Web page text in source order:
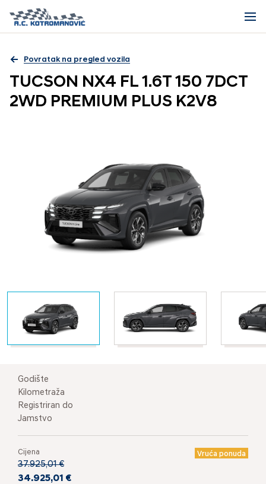
Povratak na pregled vozila
TUCSON NX4 FL 1.6T 150 7DCT
2WD PREMIUM PLUS K2V8
Godište
Kilometraža
Registriran do
Jamstvo
Cijena Vruća ponuda
37.925,01 €
34.925,01 €